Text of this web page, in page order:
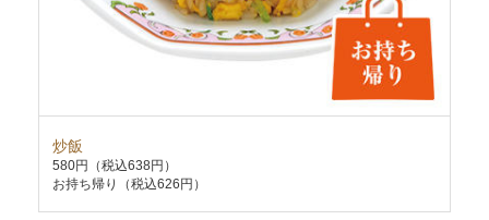
炒飯
580円
（税込638円）
お持ち帰り（税込626円）